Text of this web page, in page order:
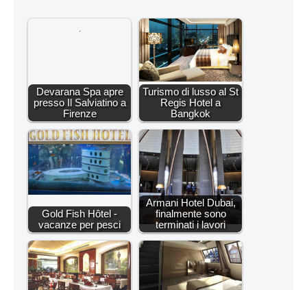
Devarana Spa apre
presso Il Salviatino a
Firenze
Turismo di lusso al St
Regis Hotel a
Bangkok
Gold Fish Hôtel -
vacanze per pesci
Armani Hotel Dubai,
finalmente sono
terminati i lavori